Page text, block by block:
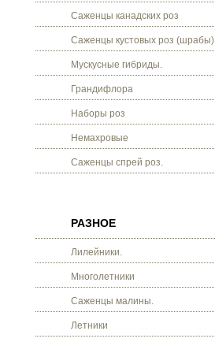
Саженцы канадских роз
Саженцы кустовых роз (шрабы)
Мускусные гибриды.
Грандифлора
Наборы роз
Немахровые
Саженцы спрей роз.
РАЗНОЕ
Лилейники.
Многолетники
Саженцы малины.
Летники